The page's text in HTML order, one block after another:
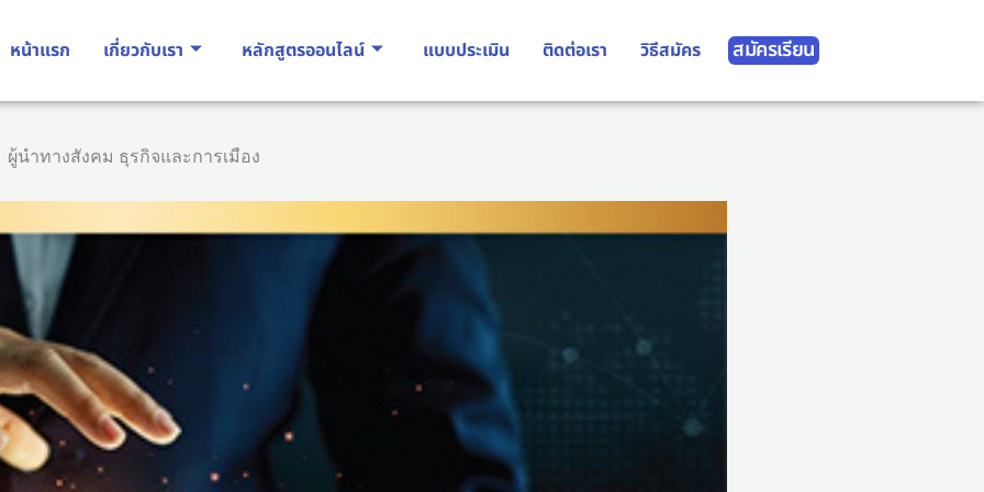
หน้าแรก เกี่ยวกับเรา หลักสูตรออนไลน์ แบบประเมิน ติดต่อเรา วิธีสมัคร สมัครเรียน
ผู้นำทางสังคม ธุรกิจและการเมือง